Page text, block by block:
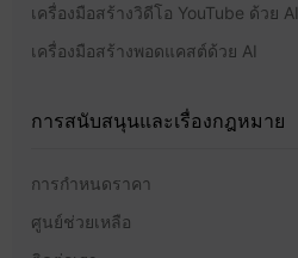
เครื่องมือสร้างวิดีโอ YouTube ด้วย AI
เครื่องมือสร้างพอดแคสต์ด้วย AI
การสนับสนุนและเรื่องกฎหมาย
การกำหนดราคา
ศูนย์ช่วยเหลือ